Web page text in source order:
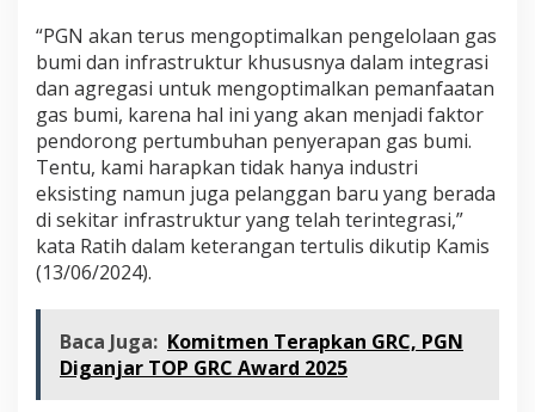
“PGN akan terus mengoptimalkan pengelolaan gas
bumi dan infrastruktur khususnya dalam integrasi
dan agregasi untuk mengoptimalkan pemanfaatan
gas bumi, karena hal ini yang akan menjadi faktor
pendorong pertumbuhan penyerapan gas bumi.
Tentu, kami harapkan tidak hanya industri
eksisting namun juga pelanggan baru yang berada
di sekitar infrastruktur yang telah terintegrasi,”
kata Ratih dalam keterangan tertulis dikutip Kamis
(13/06/2024).
Baca Juga: Komitmen Terapkan GRC, PGN
Diganjar TOP GRC Award 2025